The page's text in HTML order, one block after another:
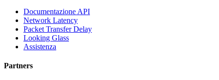
Documentazione API
Network Latency
Packet Transfer Delay
Looking Glass
Assistenza
Partners